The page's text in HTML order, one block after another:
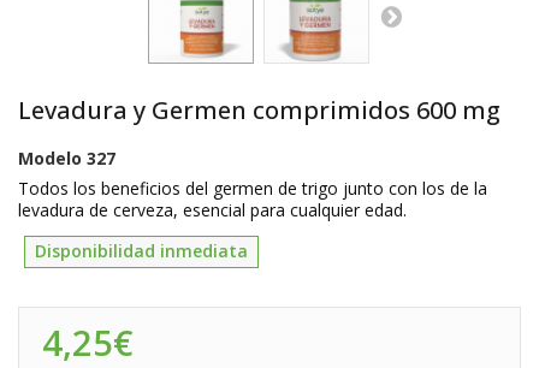
Levadura y Germen comprimidos 600 mg
Modelo 327
Todos los beneficios del germen de trigo junto con los de la
levadura de cerveza, esencial para cualquier edad.
Disponibilidad inmediata
4,25€